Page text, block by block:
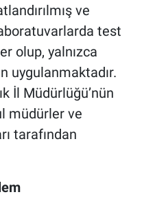
ve
test
olup, yalnızca
uygulanmaktadır.
İl Müdürlüğü’nün
müdürler ve
tarafından